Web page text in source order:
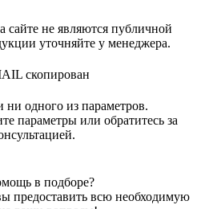
сайте не являются публичной
уточняйте у менеджера.
скопирован
одного из параметров.
параметры или обратитесь за
в подборе?
предоставить всю необходимую